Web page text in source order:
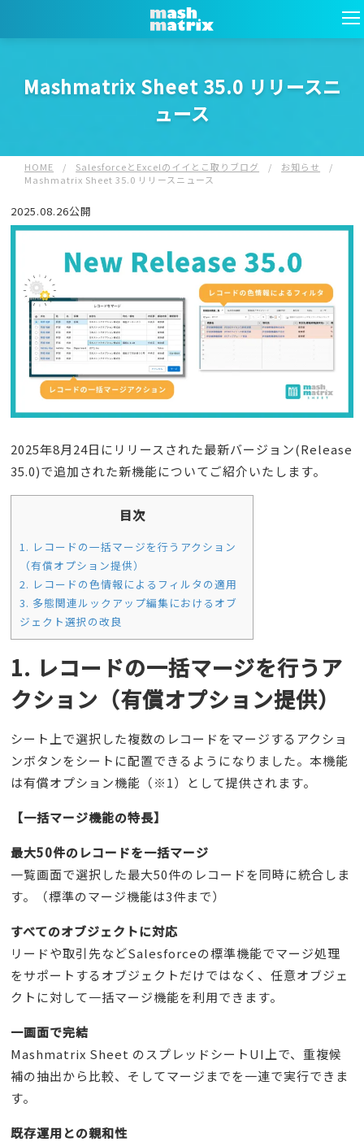
Mashmatrix Sheet 35.0 リリースニ
ュース
HOME / SalesforceとExcelのイイとこ取りブログ / お知らせ
/
Mashmatrix Sheet 35.0 リリースニュース
2025.08.26公開
2025年8月24日にリリースされた最新バージョン(Release
35.0)で追加された新機能についてご紹介いたします。
目次
1. レコードの一括マージを行うアクション
（有償オプション提供）
2. レコードの色情報によるフィルタの適用
3. 多態関連ルックアップ編集におけるオブ
ジェクト選択の改良
1. レコードの一括マージを行うア
クション（有償オプション提供）
シート上で選択した複数のレコードをマージするアクショ
ンボタンをシートに配置できるようになりました。本機能
は有償オプション機能（※1）として提供されます。
【一括マージ機能の特長】
最大50件のレコードを一括マージ
一覧画面で選択した最大50件のレコードを同時に統合しま
す。（標準のマージ機能は3件まで）
すべてのオブジェクトに対応
リードや取引先などSalesforceの標準機能でマージ処理
をサポートするオブジェクトだけではなく、任意オブジェ
クトに対して一括マージ機能を利用できます。
一画面で完結
Mashmatrix Sheet のスプレッドシートUI上で、重複候
補の抽出から比較、そしてマージまでを一連で実行できま
す。
既存運用との親和性